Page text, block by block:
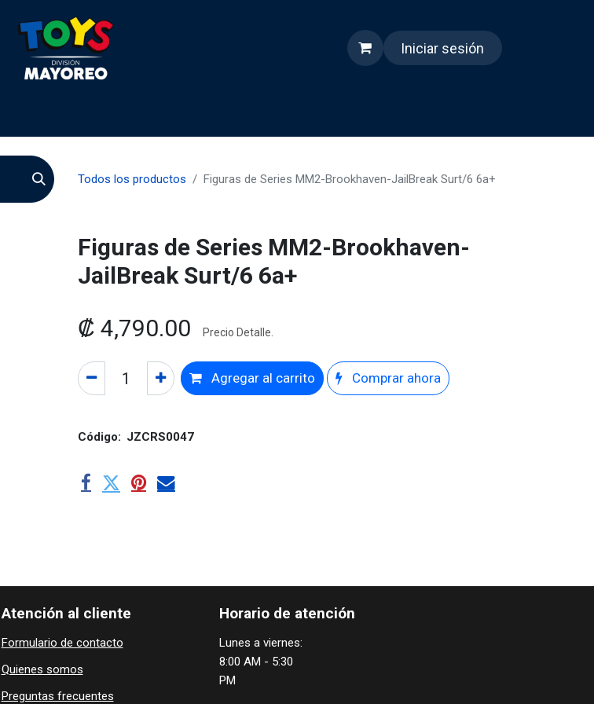
Iniciar sesión
Todos los productos Figuras de Series MM2-Brookhaven-JailBreak Surt/6 6a+
Figuras de Series MM2-Brookhaven-
JailBreak Surt/6 6a+
₡ 4,790.00 Precio Detalle.
Agregar al carrito Comprar ahora
Código: JZCRS0047
Horario de atención
Lunes a viernes:
8:00 AM - 5:30
PM
Atención al cliente
Formulario de contacto
Quienes ​som​​​os
Preguntas frecuentes